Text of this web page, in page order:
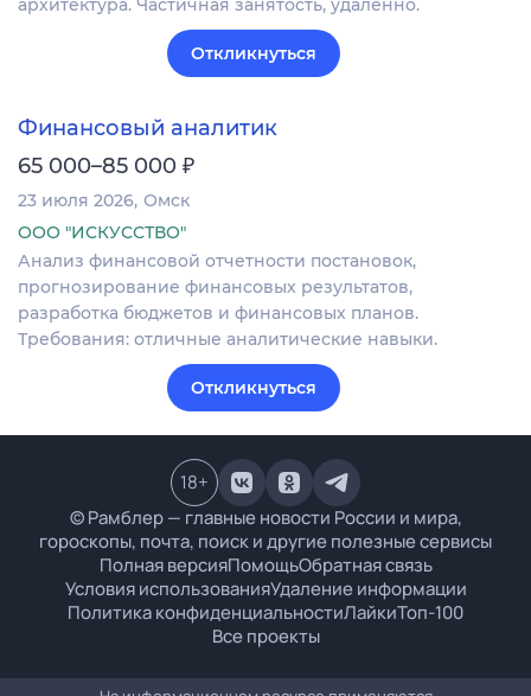
архитектура. Частичная занятость, удалённо.
Откликнуться
Финансовый аналитик
65 000–85 000 ₽
23 июля 2026 Омск
ООО "ИСКУССТВО"
Анализ финансовой отчетности постановок,
прогнозирование финансовых результатов,
разработка бюджетов и финансовых планов.
Требования: отличные аналитические навыки.
Откликнуться
© Рамблер — главные новости России и мира,
гороскопы, почта, поиск и другие полезные сервисы
Полная версияПомощьОбратная связь
Условия использованияУдаление информации
Политика конфиденциальностиЛайкиТоп-100
Все проекты
18+